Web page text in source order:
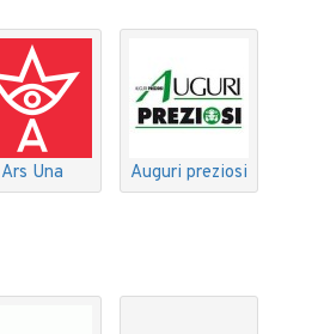
Ars Una Auguri preziosi